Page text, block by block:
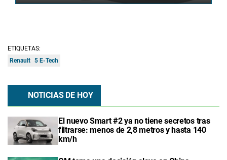
ETIQUETAS:
Renault 5 E-Tech
NOTICIAS DE HOY
El nuevo Smart #2 ya no tiene secretos tras
filtrarse: menos de 2,8 metros y hasta 140
km/h